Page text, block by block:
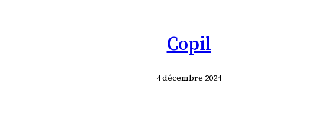
Copil
4 décembre 2024